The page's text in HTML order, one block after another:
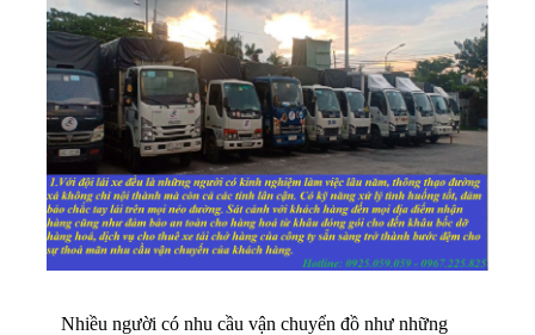
Nhiều người có nhu cầu vận chuyển đồ như những